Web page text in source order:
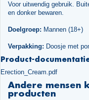
Voor uitwendig gebruik.
en donker bewaren.
Doelgroep: Mannen (18+)
Verpakking: Doosje met
Product-
Erection_Cream.pdf
Andere mensen
producten